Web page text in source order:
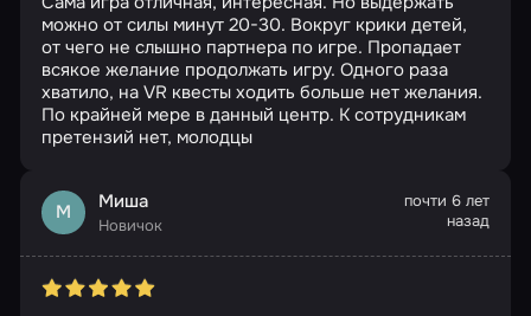
можно от силы минут 20-30. Вокруг крики детей,
от чего не слышно партнера по игре. Пропадает
всякое желание продолжать игру. Одного раза
хватило, на VR квесты ходить больше нет желания.
По крайней мере в данный центр. К сотрудникам
претензий нет, молодцы
М Миша
Новичок
почти 6 лет
назад